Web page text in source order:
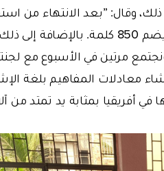
وقال: ”بعد الانتهاء من
بوروندي وواصلنا عملنا هناك وقررنا العمل على معجم يضم
معادلات المفاهيم بلغة
في أفريقيا بمثابة يد تمتد من